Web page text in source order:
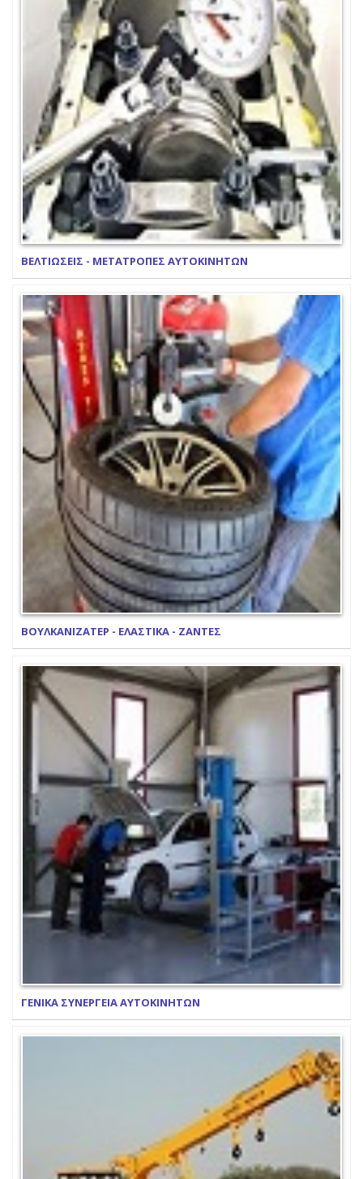
ΒΕΛΤΙΩΣΕΙΣ - ΜΕΤΑΤΡΟΠΕΣ ΑΥΤΟΚΙΝΗΤΩΝ
ΒΟΥΛΚΑΝΙΖΑΤΕΡ - ΕΛΑΣΤΙΚΑ - ΖΑΝΤΕΣ
ΓΕΝΙΚΑ ΣΥΝΕΡΓΕΙΑ ΑΥΤΟΚΙΝΗΤΩΝ